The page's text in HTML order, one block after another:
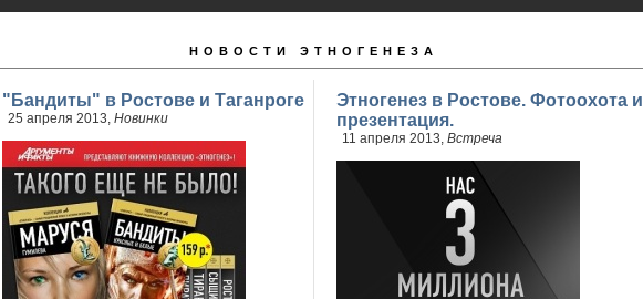
НОВОСТИ ЭТНОГЕНЕЗА
"Бандиты" в Ростове и Таганроге
25 апреля 2013, Новинки
Этногенез в Ростове. Фотоохота и
презентация.
11 апреля 2013, Встреча